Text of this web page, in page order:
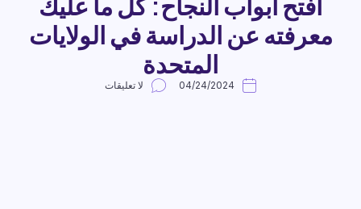
معرفته عن الدراسة في الولايات
المتحدة
04/24/2024 لا تعليقات